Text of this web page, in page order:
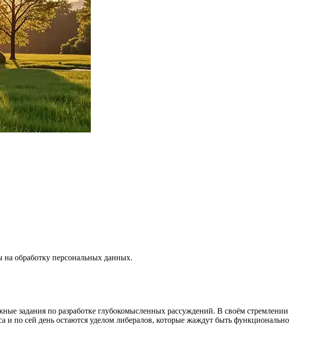
на обработку персональных данных.
задания по разработке глубокомысленных рассуждений. В своём стремлении
и по сей день остаются уделом либералов, которые жаждут быть функционально